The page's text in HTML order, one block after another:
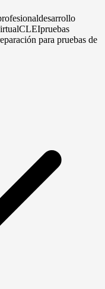
desarrollo
CLEIpruebas
para pruebas de